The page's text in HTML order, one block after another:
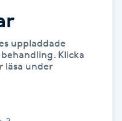
uppladdade
Klicka
läsa under